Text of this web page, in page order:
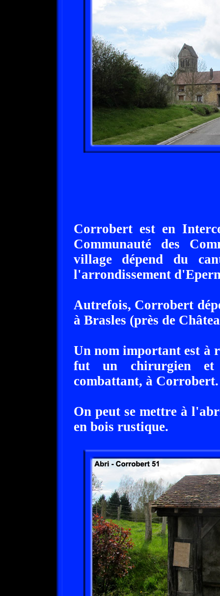
Corrobert est en
Communauté des
village dépend du
l'arrondissement
Autrefois, Corrobert
à Brasles (près de
Un nom important est à
fut un chirurgien et
combattant, à Corrobert.
On peut se mettre à
en bois rustique.